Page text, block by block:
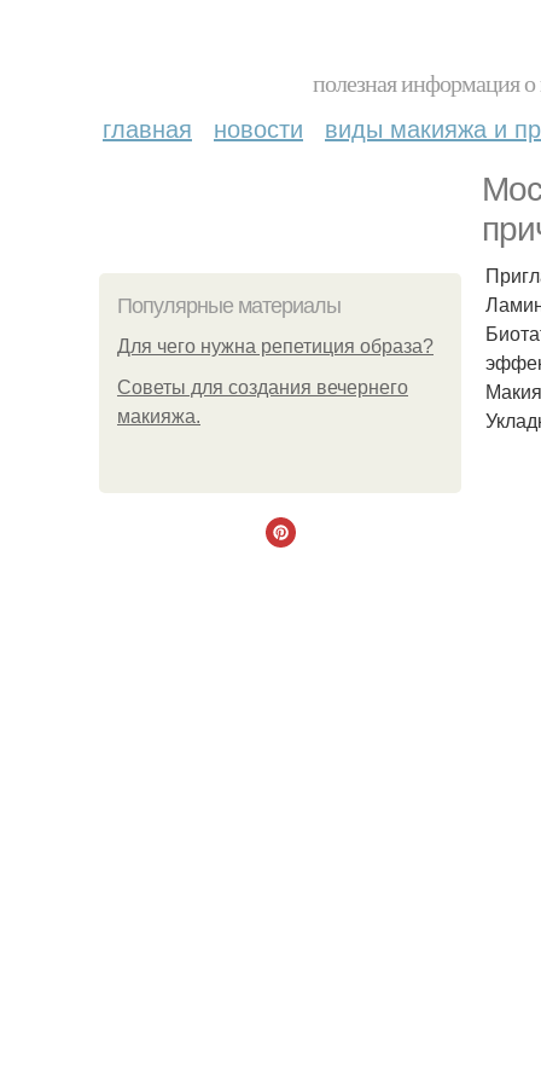
полезная информация
главная новости виды макияжа и
Популярные материалы
Для чего нужна репетиция образа?
Советы для создания вечернего
макияжа.